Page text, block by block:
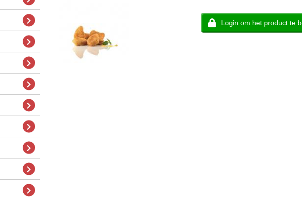
Login om het product te